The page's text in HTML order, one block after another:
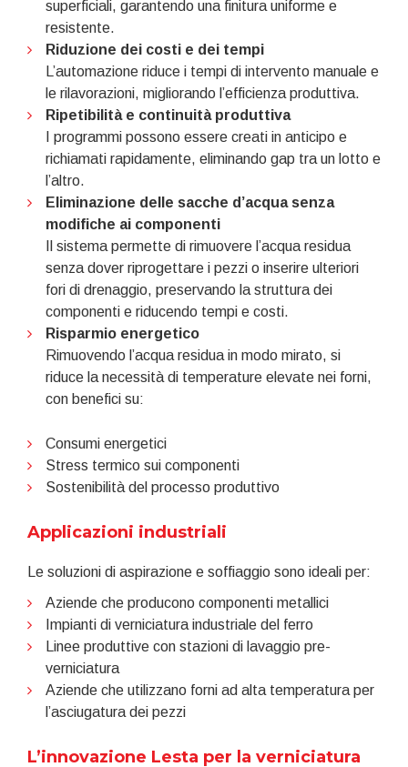
superficiali, garantendo una finitura uniforme e
resistente.
Riduzione dei costi e dei tempi
L’automazione riduce i tempi di intervento manuale e
le rilavorazioni, migliorando l’efficienza produttiva.
Ripetibilità e continuità produttiva
I programmi possono essere creati in anticipo e
richiamati rapidamente, eliminando gap tra un lotto e
l’altro.
Eliminazione delle sacche d’acqua senza
modifiche ai componenti
Il sistema permette di rimuovere l’acqua residua
senza dover riprogettare i pezzi o inserire ulteriori
fori di drenaggio, preservando la struttura dei
componenti e riducendo tempi e costi.
Risparmio energetico
Rimuovendo l’acqua residua in modo mirato, si
riduce la necessità di temperature elevate nei forni,
con benefici su:
Consumi energetici
Stress termico sui componenti
Sostenibilità del processo produttivo
Applicazioni industriali
Le soluzioni di aspirazione e soffiaggio sono ideali per:
Aziende che producono componenti metallici
Impianti di verniciatura industriale del ferro
Linee produttive con stazioni di lavaggio pre-
verniciatura
Aziende che utilizzano forni ad alta temperatura per
l’asciugatura dei pezzi
L’innovazione Lesta per la verniciatura